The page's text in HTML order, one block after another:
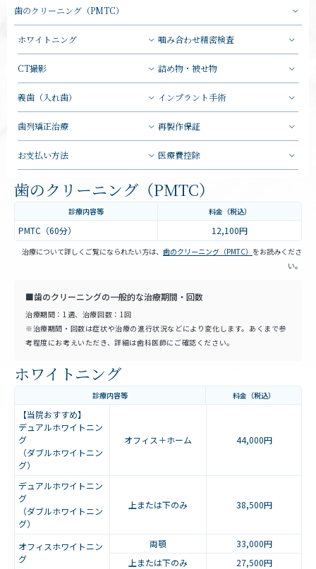
歯のクリーニング（PMTC）
ホワイトニング 噛み合わせ精密検査
CT撮影 詰め物・被せ物
義歯（入れ歯） インプラント手術
歯列矯正治療 再製作保証
お支払い方法 医療費控除
歯のクリーニング（PMTC）
診療内容等 料金（税込）
PMTC（60分） 12,100円
治療について詳しくご覧になられたい方は、 歯のクリーニング（PMTC） をお読みくださ
い。
■歯のクリーニングの一般的な治療期間・回数
治療期間：1週、治療回数：1回
※治療期間・回数は症状や治療の進行状況などにより変化します。あくまで参
考程度にお考えいただき、詳細は歯科医師にご確認ください。
ホワイトニング
診療内容等 料金（税込）
【当院おすすめ】
デュアルホワイトニン
グ
（ダブルホワイトニン
グ）
オフィス＋ホーム 44,000円
デュアルホワイトニン
グ
（ダブルホワイトニン
グ）
上または下のみ 38,500円
オフィスホワイトニン
グ
両顎
33,000円
上または下のみ
27,500円